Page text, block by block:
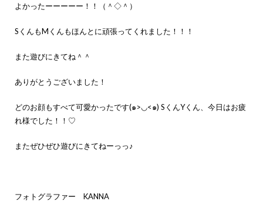
よかったーーーーー！！（＾◇＾）
SくんもMくんもほんとに頑張ってくれました！！！
また遊びにきてね＾＾
ありがとうございました！
どのお顔もすべて可愛かったです(๑>◡<๑) SくんYくん、今日はお疲
れ様でした！！♡
またぜひぜひ遊びにきてねーっっ♪
フォトグラファー KANNA